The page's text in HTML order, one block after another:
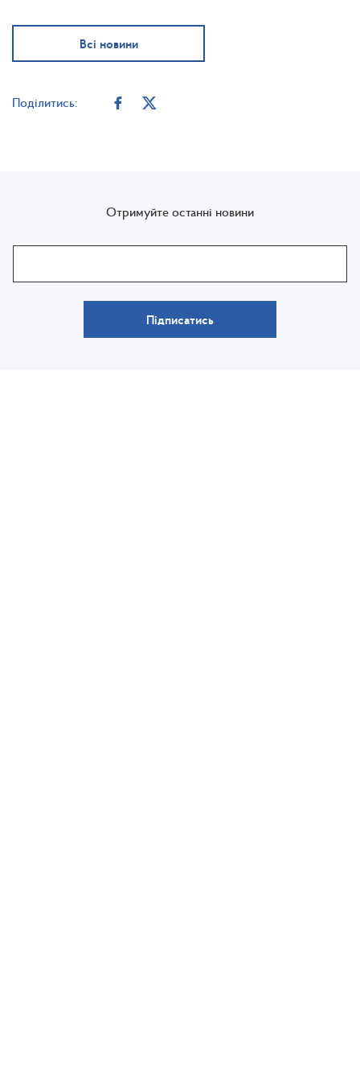
Всі новини
Поділитись:
Отримуйте останні новини
Підписатись